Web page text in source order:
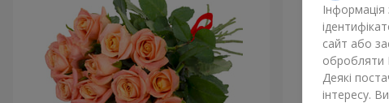
сайт або
обробляти
Деякі
інтересу.